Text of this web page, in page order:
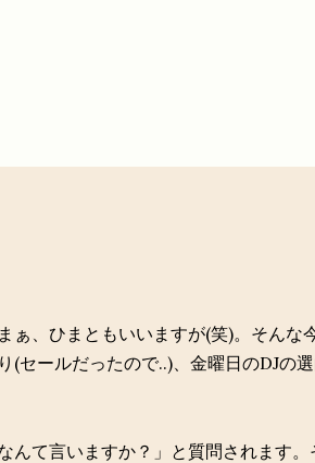
ぁ、ひまともいいますが(笑)。そんな
セールだったので..)、金曜日のDJの
んて言いますか？」と質問されます。